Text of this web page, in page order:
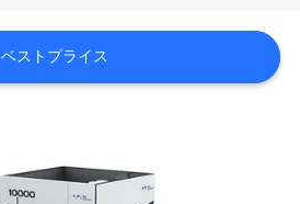
ベストプライス